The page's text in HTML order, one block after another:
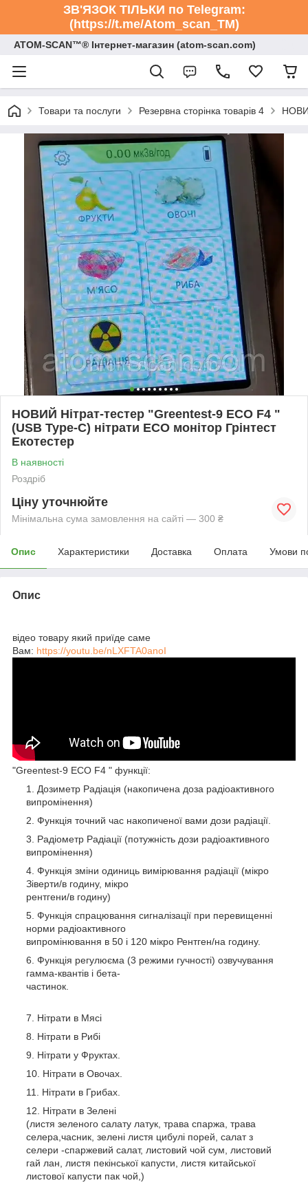
ЗВ'ЯЗОК ТІЛЬКИ по Telegram:
(https://t.me/Atom_scan_TM)
ATOM-SCAN™® Інтернет-магазин (atom-scan.com)
Товари та послуги Резервна сторінка товарів 4
НОВИЙ Нітрат-тестер "Greentest-9 ECO F4 "
(USB Type-C) нітрати ECO монітор Грінтест
Екотестер
В наявності
Роздріб
Ціну уточнюйте
Мінімальна сума замовлення на сайті — 300 ₴
Опис Характеристики Доставка Оплата Умови
Опис
відео товару який приїде саме
Вам: https://youtu.be/nLXFTA0anoI
"Greentest-9 ECO F4 " функції:
Дозиметр Радіація (накопичена доза радіоактивного
випромінення)
Функція точний час накопиченої вами дози радіації.
Радіометр Радіації (потужність дози радіоактивного
випромінення)
Функція зміни одиниць вимірювання радіації (мікро
Зіверти/в годину, мікро
рентгени/в годину)
Функція спрацювання сигналізації при перевищенні
норми радіоактивного
випромінювання в 50 і 120 мікро Рентген/на годину.
Функція регулюєма (3 режими гучності) озвучування
гамма-квантів і бета-
частинок.
Нітрати в Мясі
Нітрати в Рибі
Нітрати у Фруктах.
Нітрати в Овочах.
Нітрати в Грибах.
Нітрати в Зелені
(листя зеленого салату латук, трава спаржа, трава
селера,часник, зелені листя цибулі порей, салат з
селери -спаржевий салат, листовий чой сум, листовий
гай лан, листя пекінської капусти, листя китайської
листової капусти пак чой,)